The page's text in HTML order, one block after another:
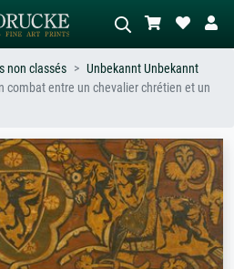
abstrait avec beaucoup de rouge,
tableau sombre, nu debout près d'un
arbre.
non classés
Unbekannt Unbekannt
combat entre un chevalier chrétien et un